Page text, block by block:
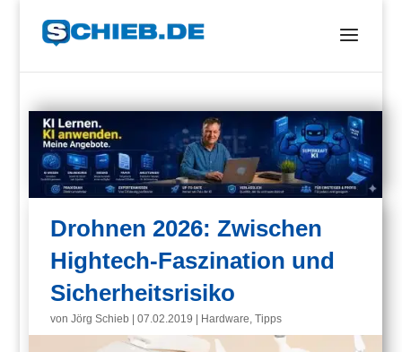
Drohnen 2026: Zwischen
Hightech-Faszination und
Sicherheitsrisiko
vonJörg Schieb |07.02.2019 Hardware,Tipps